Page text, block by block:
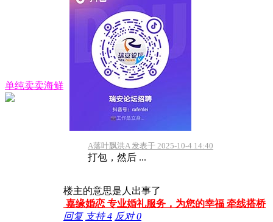
单纯卖卖海鲜
A落叶飘洪A 发表于 2025-10-4 14:40
打包，然后 ...
楼主的意思是人出事了
嘉缘婚恋 专业婚礼服务，为您的幸福 牵线搭桥
回复 支持4 反对0